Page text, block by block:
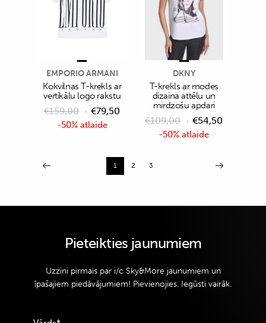
-50% atlaide
EMPORIO ARMANI
Kokvilnas T-krekls ar
vertikālu logo rakstu
€159,00 €79,50
-50% atlaide
DKNY
T-krekls ar modes
dizaina attēlu un
mirdzošu apdari
€109,00 €54,50
1 2 3
Pieteikties jaunumiem
Uzzini pirmais par i/c Sky&More jaunumiem un
īpašajiem piedāvājumiem! Pievienojies. Iegūsti vairāk.